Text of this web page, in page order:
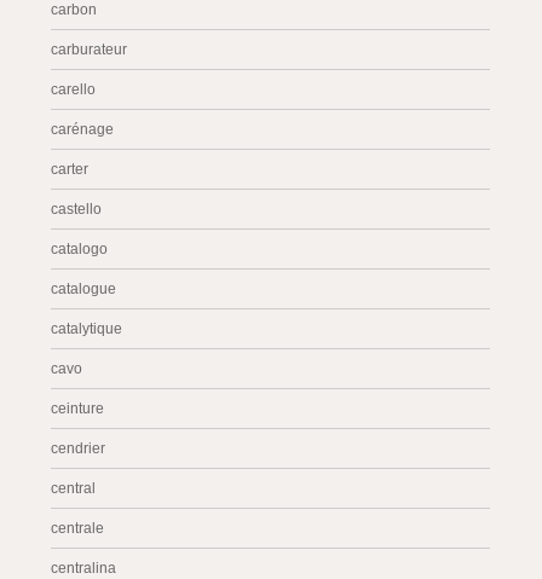
carbon
carburateur
carello
carénage
carter
castello
catalogo
catalogue
catalytique
cavo
ceinture
cendrier
central
centrale
centralina